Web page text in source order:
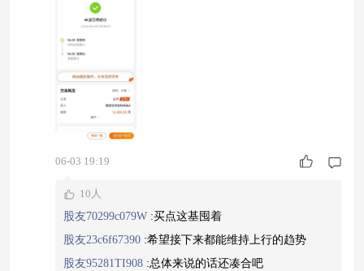
时可通过债券部分贡献收益，平衡组合波动。近期
债市多头情绪持续升温，长端、超长端收益率接连
突破关键点位。债市走强的驱动因素不仅是流动性
宽松，还与基本面预期调整、信贷需求偏弱、配置
需求上升有关。随着票据利率持续下行、资金面跨
月保
06-03 19:19
10人
股友70299c079W :买点这基囤着
股友23c6f67390 :希望接下来都能维持上行的趋势
股友95281TI908 :总体来说的话还凑合吧